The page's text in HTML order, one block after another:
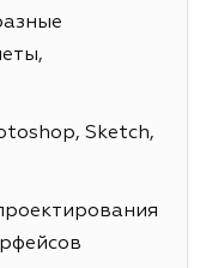
Sketch,